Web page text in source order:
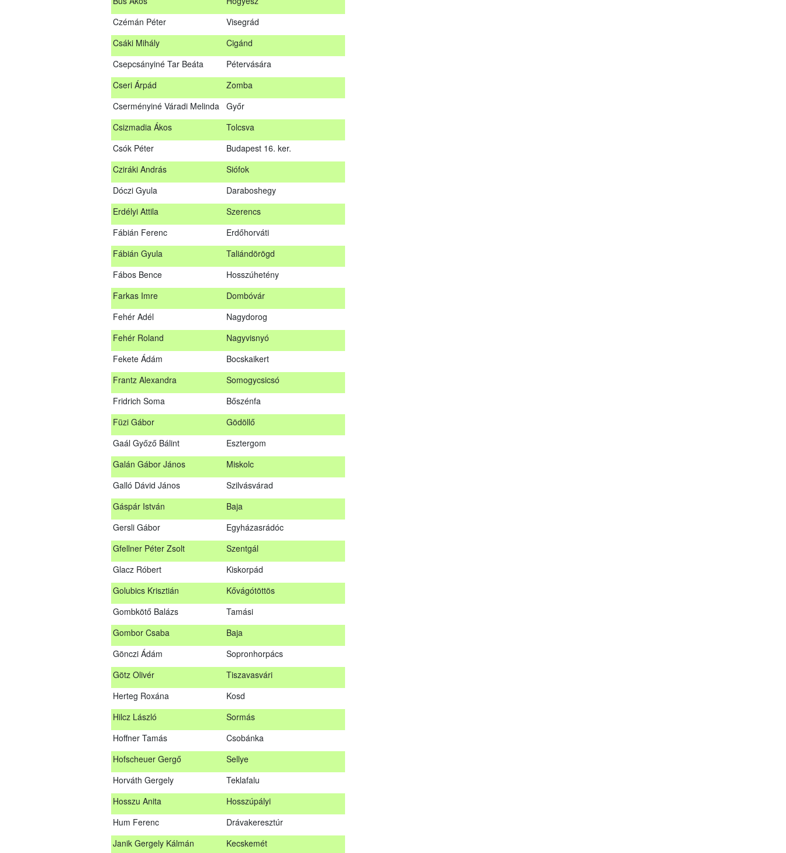
Czémán Péter
Visegrád
Csáki Mihály
Cigánd
Csepcsányiné Tar Beáta
Pétervására
Cseri Árpád
Zomba
Cserményiné Váradi Melinda
Győr
Csizmadia Ákos
Tolcsva
Csók Péter
Budapest 16. ker.
Cziráki András
Siófok
Dóczi Gyula
Daraboshegy
Erdélyi Attila
Szerencs
Fábián Ferenc
Erdőhorváti
Fábián Gyula
Taliándörögd
Fábos Bence
Hosszúhetény
Farkas Imre
Dombóvár
Fehér Adél
Nagydorog
Fehér Roland
Nagyvisnyó
Fekete Ádám
Bocskaikert
Frantz Alexandra
Somogycsicsó
Fridrich Soma
Bőszénfa
Füzi Gábor
Gödöllő
Gaál Győző Bálint
Esztergom
Galán Gábor János
Miskolc
Galló Dávid János
Szilvásvárad
Gáspár István
Baja
Gersli Gábor
Egyházasrádóc
Gfellner Péter Zsolt
Szentgál
Glacz Róbert
Kiskorpád
Golubics Krisztián
Kővágótöttös
Gombkötő Balázs
Tamási
Gombor Csaba
Baja
Gönczi Ádám
Sopronhorpács
Götz Olivér
Tiszavasvári
Herteg Roxána
Kosd
Hilcz László
Sormás
Hoffner Tamás
Csobánka
Hofscheuer Gergő
Sellye
Horváth Gergely
Teklafalu
Hosszu Anita
Hosszúpályi
Hum Ferenc
Drávakeresztúr
Janik Gergely Kálmán
Kecskemét
Bodor Botond
Szentgál
Boross László
Budapest 05. ker.
Bődy Miklós
Balogunyom
Bús Ákos
Hőgyész
Czémán Péter
Visegrád
Cziráki András
Barcs
Csáki Mihály
Cigánd
Cseri Árpád
Zomba
Cserményiné Váradi Melinda
Győr
Csizmadia Ákos
Tolcsva
Csók Péter
Budapest 16. ker.
Dóczi Gyula
Daraboshegy
Erdélyi Attila
Szerencs
Fábián Ferenc
Erdőhorváti
Fábián Gyula
Taliándörögd
Fábos Bence
Hosszúhetény
Farkas Imre
Dombóvár
Fehér Adél
Nagydorog
Fehér Roland
Nagyvisnyó
Fekete Ádám
Bocskaikert
Frantz Alexandra
Somogycsicsó
Füzi Gábor
Gödöllő
Gaál Győző Bálint
Esztergom
Galán Gábor János
Miskolc
Galló Dávid János
Szilvásvárad
Gáspár István
Baja
Gersli Gábor
Egyházasrádóc
Gfellner Péter Zsolt
Szentgál
Glacz Róbert
Kiskorpád
Golubics Krisztián
Kővágótöttös
Gombkötő Balázs
Tamási
Gombor Csaba
Baja
Gönczi Ádám
Sopronhorpács
Götz Olivér
Tiszavasvári
Herteg Roxána
Kosd
Hilcz László
Sormás
Hoffner Tamás
Csobánka
Hofscheuer Gergő
Sellye
Horváth Gergely
Teklafalu
Hosszu Anita
Hosszúpályi
Hum Ferenc
Drávakeresztúr